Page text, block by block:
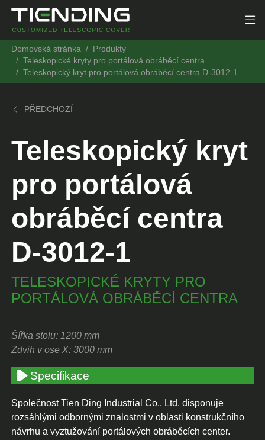
Domovská stránka
Produkty
Teleskopické kryty pro portálová obráběcí centra
Teleskopický kryt pro portálová obráběcí centra D-3012-1
PŘEDCHOZÍ
Teleskopický kryt
pro portálová
obráběcí centra
D-3012-1
TELESKOPICKÉ KRYTY PRO
PORTÁLOVÁ OBRÁBĚCÍ CENTRA
Šířka stolu: 1200 mm
Zdvih v ose X: 3000 mm
Specifikace
Společnost Tien Ding Industrial Co., Ltd. disponuje
rozsáhlými odbornými znalostmi v oblasti konstrukčního
návrhu a vyztužování portálových obráběcích center.